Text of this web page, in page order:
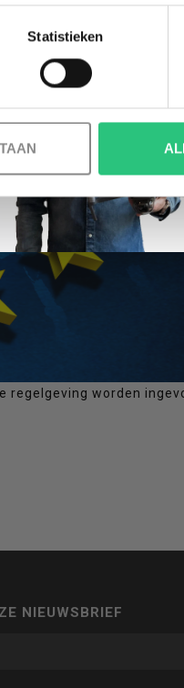
Statistieken
regelgeving worden
NIEUWSBRIEF